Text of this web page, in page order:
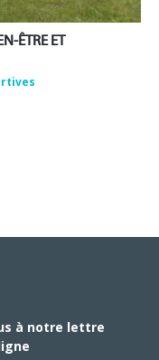
ÊTRE ET
à notre lettre